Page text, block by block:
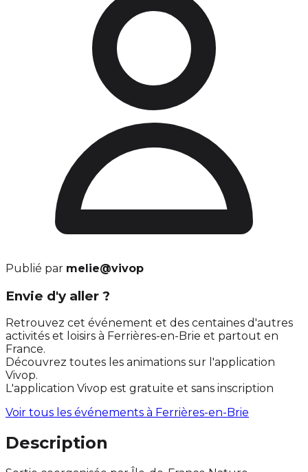
Publié par melie@vivop
Envie d'y aller ?
Retrouvez cet événement et des centaines d'autres
activités et loisirs à Ferrières-en-Brie et partout en
France.
Découvrez toutes les animations sur l'application
Vivop.
L'application Vivop est gratuite et sans inscription
Voir tous les événements à Ferrières-en-Brie
Description